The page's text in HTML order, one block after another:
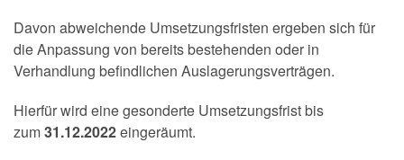
Davon abweichende Umsetzungsfristen ergeben sich für
die Anpassung von bereits bestehenden oder in
Verhandlung befindlichen Auslagerungsverträgen.
Hierfür wird eine gesonderte Umsetzungsfrist bis
zum31.12.2022eingeräumt.